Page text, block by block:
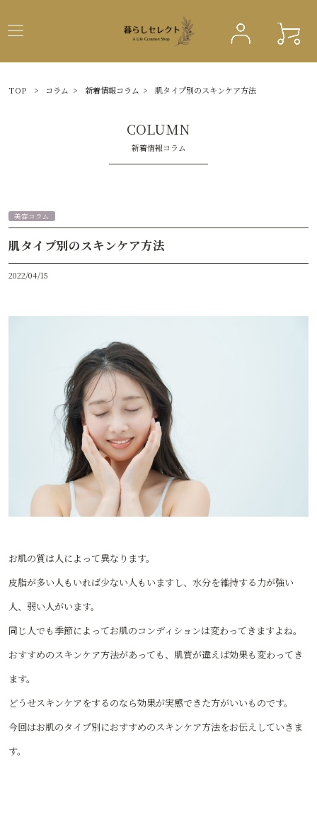
TOP > コラム > 新着情報コラム > 肌タイプ別のスキンケア方法
COLUMN
新着情報コラム
美容コラム
肌タイプ別のスキンケア方法
2022/04/15
お肌の質は人によって異なります。
皮脂が多い人もいれば少ない人もいますし、水分を維持する力が強い
人、弱い人がいます。
同じ人でも季節によってお肌のコンディションは変わってきますよね。
おすすめのスキンケア方法があっても、肌質が違えば効果も変わってき
ます。
どうせスキンケアをするのなら効果が実感できた方がいいものです。
今回はお肌のタイプ別におすすめのスキンケア方法をお伝えしていきま
す。